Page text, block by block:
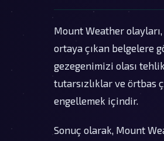
Mount Weather
ortaya çıkan belgelere
gezegenimizi olası
tutarsızlıklar ve örtbas
engellemek içindir.
Sonuç olarak, Mount